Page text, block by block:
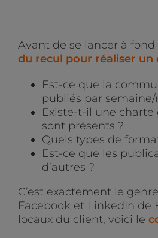
Avant de se lancer à
du recul pour réaliser un
Est-ce que la
publiés par semaine/
Existe-t-il une
sont présents ?
Quels types de
Est-ce que les
d’autres ?
C’est exactement le
Facebook et LinkedIn de
locaux du client, voici le